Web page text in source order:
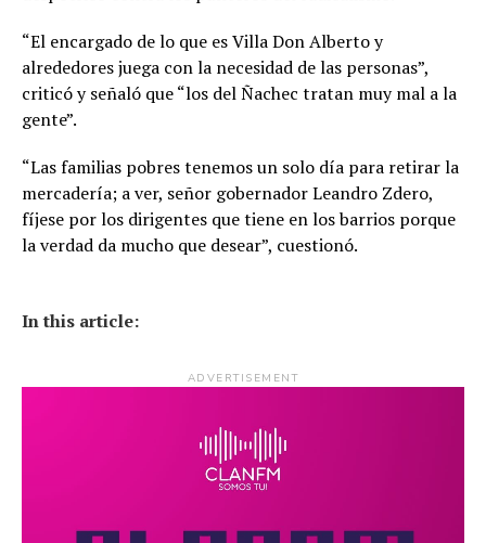
“El encargado de lo que es Villa Don Alberto y
alrededores juega con la necesidad de las personas”,
criticó y señaló que “los del Ñachec tratan muy mal a la
gente”.
“Las familias pobres tenemos un solo día para retirar la
mercadería; a ver, señor gobernador Leandro Zdero,
fíjese por los dirigentes que tiene en los barrios porque
la verdad da mucho que desear”, cuestionó.
In this article:
ADVERTISEMENT